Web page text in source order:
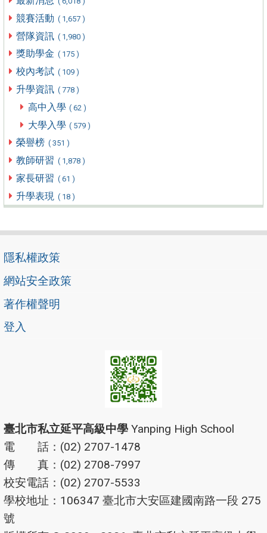
競賽活動 ( 1,657 )
營隊資訊 ( 1,980 )
獎助學金 ( 175 )
校內考試 ( 109 )
升學資訊 ( 778 )
高中入學 ( 62 )
大學入學 ( 579 )
榮譽榜 ( 351 )
教師研習 ( 1,878 )
家長研習 ( 61 )
升學表現 ( 18 )
隱私權政策
網站安全政策
著作權聲明
登入
臺北市私立延平高級中學 Yanping High School
電 話：(02) 2707-1478
傳 真：(02) 2708-7997
校安電話：(02) 2707-5533
學校地址：106347 臺北市大安區建國南路一段 275
號